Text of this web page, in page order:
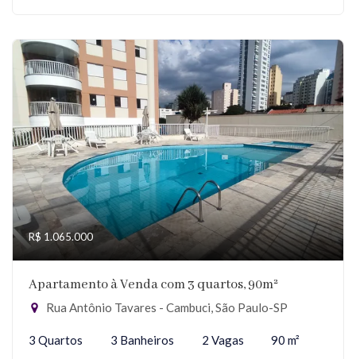
R$ 1.065.000
Apartamento à Venda com 3 quartos, 90m²
Rua Antônio Tavares - Cambuci, São Paulo-SP
3 Quartos 3 Banheiros 2 Vagas 90 m²